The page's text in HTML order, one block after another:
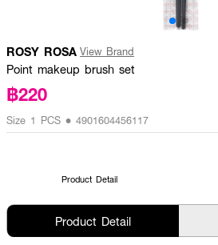
ROSY ROSA View Brand
Point makeup brush set
฿220
Size 1 PCS • 4901604456117
Product Detail
Product Detail